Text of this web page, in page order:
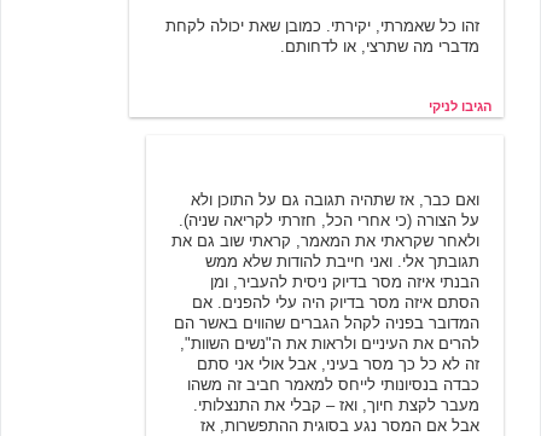
זהו כל שאמרתי, יקירתי. כמובן שאת יכולה לקחת
מדברי מה שתרצי, או לדחותם.
הגיבו לניקי
ואם כבר, אז שתהיה תגובה גם על התוכן ולא
על הצורה (כי אחרי הכל, חזרתי לקריאה שניה).
ולאחר שקראתי את המאמר, קראתי שוב גם את
תגובתך אלי. ואני חייבת להודות שלא ממש
הבנתי איזה מסר בדיוק ניסית להעביר, ומן
הסתם איזה מסר בדיוק היה עלי להפנים. אם
המדובר בפניה לקהל הגברים שהווים באשר הם
להרים את העיניים ולראות את ה"נשים השוות",
זה לא כל כך מסר בעיני, אבל אולי אני סתם
כבדה בנסיונותי לייחס למאמר חביב זה משהו
מעבר לקצת חיוך, ואז – קבלי את התנצלותי.
אבל אם המסר נגע בסוגית ההתפשרות, אז